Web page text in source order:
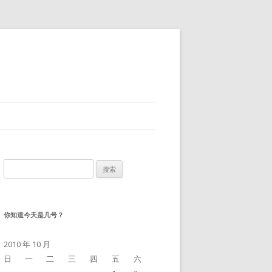
索：
你知道今天是几号？
2010 年 10 月
日
一 二 三 四 五
六